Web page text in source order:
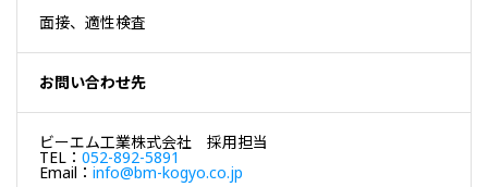
面接、適性検査
お問い合わせ先
ビーエム工業株式会社 採用担当
TEL： 052-892-5891
Email： info@bm-kogyo.co.jp